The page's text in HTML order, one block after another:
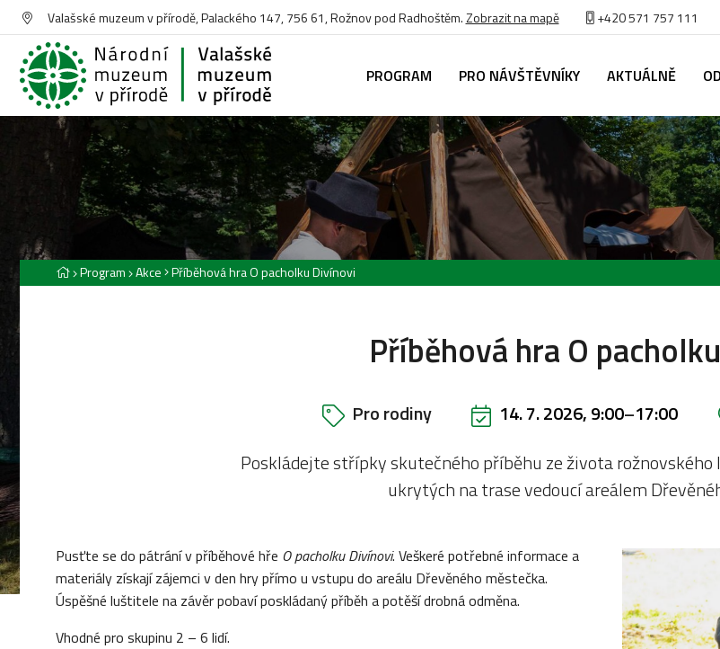
Valašské muzeum v přírodě, Palackého 147, 756 61, Rožnov pod Radhoštěm.Zobrazit na mapě +420 571 757 111
PROGRAM PRO NÁVŠTĚVNÍKY AKTUÁLNĚ
Program Akce Příběhová hra O pacholku Divínovi
Příběhová hra O
Pro rodiny 14. 7. 2026, 9:00–17:00
Poskládejte střípky skutečného příběhu ze života
ukrytých na trase vedoucí areálem
Pusťte se do pátrání v příběhové hře O pacholku Divínovi. Veškeré potřebné informace a
materiály získají zájemci v den hry přímo u vstupu do areálu Dřevěného městečka.
Úspěšné luštitele na závěr pobaví poskládaný příběh a potěší drobná odměna.
Vhodné pro skupinu 2 – 6 lidí.